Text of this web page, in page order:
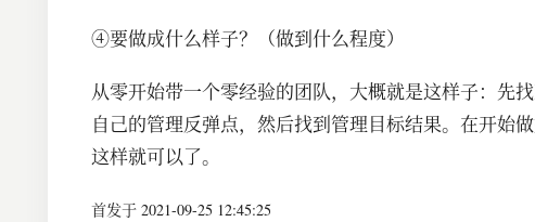
④要做成什么样子？（做到什么程度）
从零开始带一个零经验的团队，大概就是这样子：先
自己的管理反弹点，然后找到管理目标结果。在开始
这样就可以了。​​​​
首发于 2021-09-25 12:45:25